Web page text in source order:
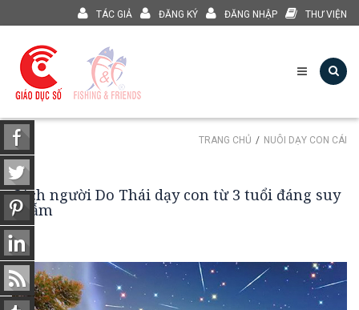
TÁC GIẢ ĐĂNG KÝ ĐĂNG NHẬP THƯ VIỆN
TRANG CHỦ NUÔI DẠY CON CÁI
Cách người Do Thái dạy con từ 3 tuổi đáng suy
ngẫm